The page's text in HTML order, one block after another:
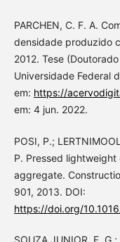
PARCHEN, C. F. A.
densidade produzido
2012. Tese
Universidade Federal
em: https://
em: 4 jun. 2022.
POSI, P.;
P. Pressed
aggregate.
901, 2013. DOI:
https://doi.org/
SOUZA JUNIOR, F.